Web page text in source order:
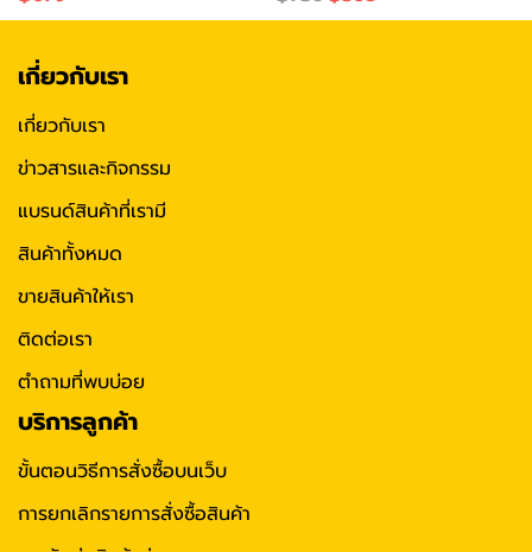
เกี่ยวกับเรา
เกี่ยวกับเรา
ข่าวสารและกิจกรรม
แบรนด์สินค้าที่เรามี
สินค้าทั้งหมด
ขายสินค้าให้เรา
ติดต่อเรา
ตำถามที่พบบ่อย
บริการลูกค้า
ขั้นตอนวิธีการสั่งซื้อบนเว็บ
การยกเลิกรายการสั่งซื้อสินค้า